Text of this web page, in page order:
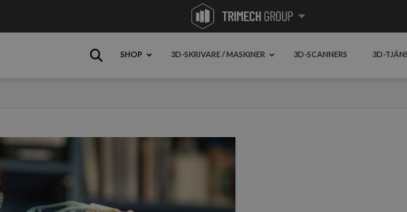
SHOP 3D-SKRIVARE / MASKINER 3D-SCANNERS 3D-